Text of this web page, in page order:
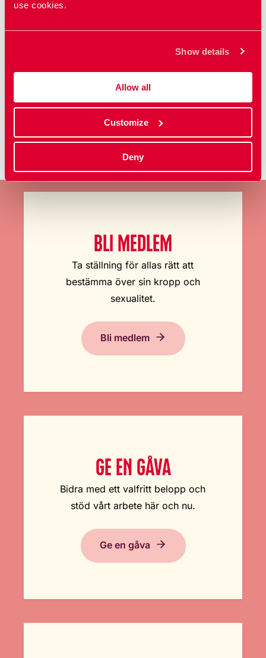
use cookies.
Show details
Allow all
Customize
Deny
och inte har mens.
Uppdaterad:19 feb 2026
BLI MEDLEM
Ta ställning för allas rätt att
bestämma över sin kropp och
sexualitet.
Bli medlem
GE EN GÅVA
Bidra med ett valfritt belopp och
stöd vårt arbete här och nu.
Ge en gåva